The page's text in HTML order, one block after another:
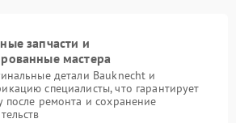
запчасти и
мастера
детали Bauknecht и
специалисты, что гарантирует
после ремонта и сохранение